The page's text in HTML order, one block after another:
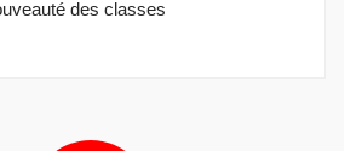
des classes